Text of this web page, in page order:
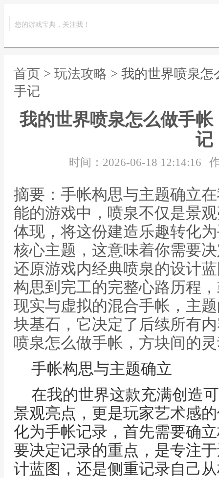
您的游戏宝典，关注我！
首页 > 玩法攻略 > 我的世界喷泉
手记
我的世界喷泉怎么做手
记
时间：2026-06-18 12:14:16
摘要：手帐构思与主题确立
能的游戏中，喷泉不仅是景
体现，将这份建造乐趣转化
核心主题，这意味着你需要
还原游戏内经典喷泉的设计
构思到完工的完整心路历程
现实与虚拟的混合手帐，主
块基石，它决定了后续所有
喷泉怎么做手帐，方块间的
手帐构思与主题确立
在我的世界这款充满创造
景观亮点，更是玩家艺术感
化为手帐记录，首先需要确
要决定记录的重点，是专注
计蓝图，还是侧重记录自己